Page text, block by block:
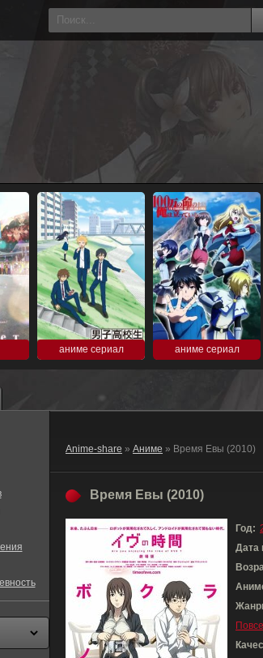
аниме сериал аниме сериал
Anime-share » Аниме » Время Евы (2010)
Время Евы (2010)
Год:
Дата